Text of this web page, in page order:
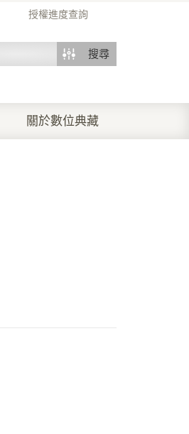
授權進度查詢
搜尋
關於數位典藏